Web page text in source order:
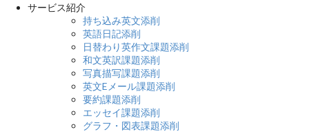
サービス紹介
持ち込み英文添削
英語日記添削
日替わり英作文課題添削
和文英訳課題添削
写真描写課題添削
英文Eメール課題添削
要約課題添削
エッセイ課題添削
グラフ・図表課題添削